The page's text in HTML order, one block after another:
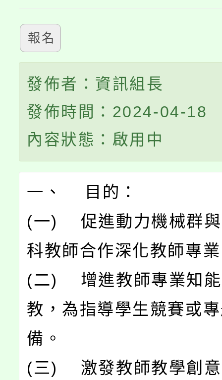
報名
發佈者：資訊組長
發佈時間：2024-04-18
內容狀態：啟用中
一、 目的：
(一) 促進動力機械群與
科教師合作深化教師專
(二) 增進教師專業知能
教，為指導學生競賽或
備。
(三) 激發教師教學創意